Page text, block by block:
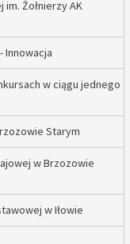
im. Żołnierzy AK
Innowacja
w ciągu jednego
Starym
w Brzozowie
w Iłowie